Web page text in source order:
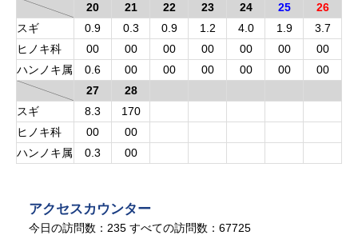
20
21 22 23 24 25
26
スギ
0.9 0.3 0.9 1.2 4.0 1.9
3.7
ヒノキ科
00 00 00 00 00 00
00
ハンノキ属
0.6 00 00 00 00 00
00
27
28
スギ
8.3
170
ヒノキ科
00
00
ハンノキ属
0.3 00
アクセスカウンター
今日の訪問数： 235すべての訪問数： 67725